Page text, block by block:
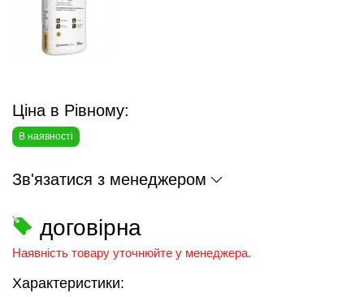
Ціна в Рівному:
В наявності
Зв'язатися з менеджером
договірна
Наявність товару уточнюйте у менеджера.
Характеристики: